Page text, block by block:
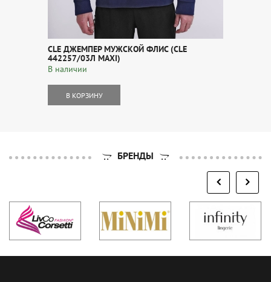
CLE ДЖЕМПЕР МУЖСКОЙ ФЛИС (CLE
442257/03Л MAXI)
В наличии
В КОРЗИНУ
БРЕНДЫ